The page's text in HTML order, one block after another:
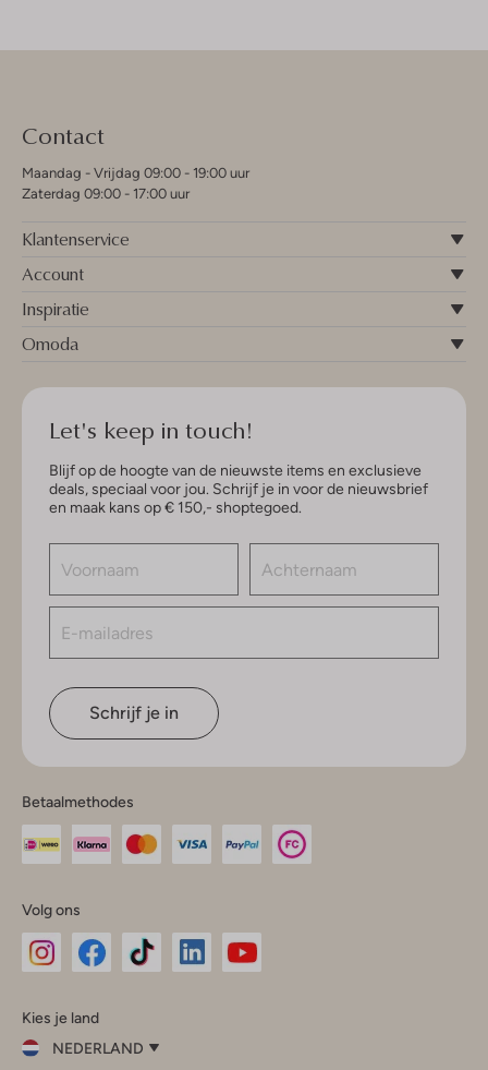
Contact
Maandag - Vrijdag 09:00 - 19:00 uur
Zaterdag 09:00 - 17:00 uur
Klantenservice
Account
Inspiratie
Omoda
Let's keep in touch!
Blijf op de hoogte van de nieuwste items en exclusieve
deals, speciaal voor jou. Schrijf je in voor de nieuwsbrief
en maak kans op € 150,- shoptegoed.
Schrijf je in
Betaalmethodes
Volg ons
InstagramFacebook
Kies je land
NEDERLAND